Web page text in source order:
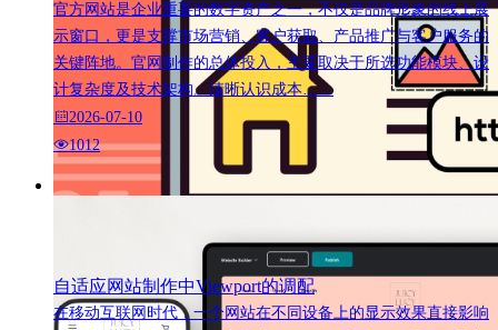
官方网站是企业重要的数字资产之一，不仅是品牌形象的线上展
示窗口，更是支撑市场营销、客户获取、产品推广与客户服务的
关键阵地。官网制作的总体投入，主要取决于所选功能模块、设
计复杂度及技术架构。清晰认识成本……
2026-07-10
1012
自适应网站制作中Viewport的调配
在移动互联网时代，一个网站在不同设备上的显示效果直接影响